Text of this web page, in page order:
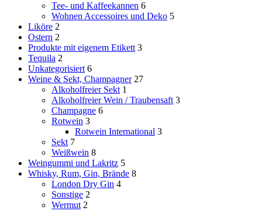
Tee- und Kaffeekannen 6
Wohnen Accessoires und Deko 5
Liköre 2
Ostern 2
Produkte mit eigenem Etikett 3
Tequila 2
Unkategorisiert 6
Weine & Sekt, Champagner 27
Alkoholfreier Sekt 1
Alkoholfreier Wein / Traubensaft 3
Champagne 6
Rotwein 3
Rotwein International 3
Sekt 7
Weißwein 8
Weingummi und Lakritz 5
Whisky, Rum, Gin, Brände 8
London Dry Gin 4
Sonstige 2
Wermut 2